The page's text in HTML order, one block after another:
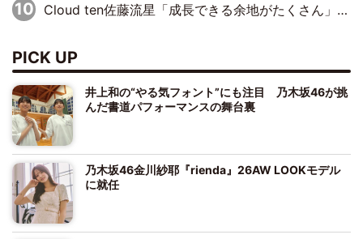
Cloud ten佐藤流星「成長できる余地がたくさん」、本田高優「何度見ても飽きない公演に」
PICK UP
井上和の“やる気フォント”にも注目 乃木坂46が挑
んだ書道パフォーマンスの舞台裏
乃木坂46金川紗耶『rienda』26AW LOOKモデル
に就任